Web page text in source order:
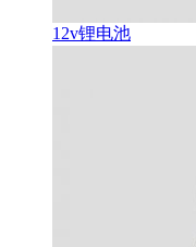
12v锂电池